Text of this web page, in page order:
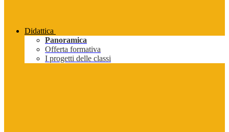
Didattica
Panoramica
Offerta formativa
I progetti delle classi